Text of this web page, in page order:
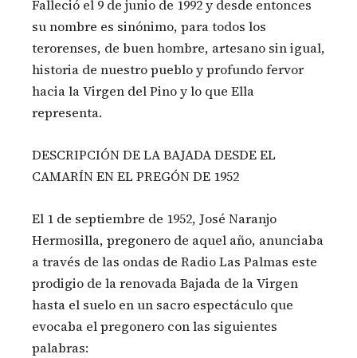
Falleció el 9 de junio de 1992 y desde entonces
su nombre es sinónimo, para todos los
terorenses, de buen hombre, artesano sin igual,
historia de nuestro pueblo y profundo fervor
hacia la Virgen del Pino y lo que Ella
representa.
DESCRIPCIÓN DE LA BAJADA DESDE EL
CAMARÍN EN EL PREGÓN DE 1952
El 1 de septiembre de 1952, José Naranjo
Hermosilla, pregonero de aquel año, anunciaba
a través de las ondas de Radio Las Palmas este
prodigio de la renovada Bajada de la Virgen
hasta el suelo en un sacro espectáculo que
evocaba el pregonero con las siguientes
palabras: